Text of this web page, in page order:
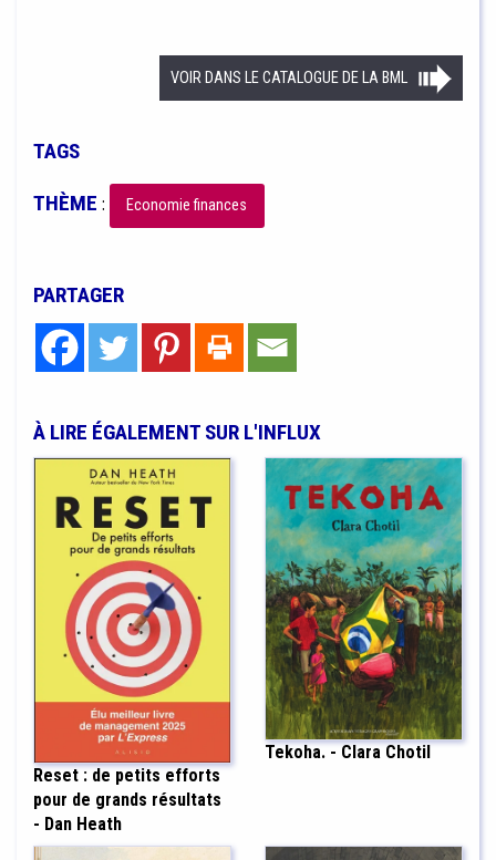
VOIR DANS LE CATALOGUE DE LA BML
TAGS
THÈME : Economie finances
PARTAGER
À LIRE ÉGALEMENT SUR L'INFLUX
Reset : de petits efforts
pour de grands résultats
- Dan Heath
Tekoha. - Clara Chotil